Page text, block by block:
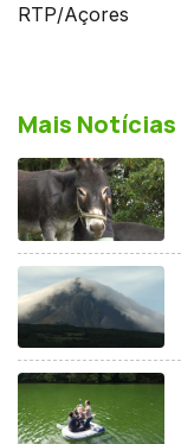
RTP/Açores
Mais Notícias